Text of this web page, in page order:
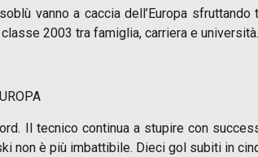
vanno a caccia dell’Europa
2003 tra famiglia, carriera e
Il tecnico continua a stupire con
non è più imbattibile. Dieci gol subiti in